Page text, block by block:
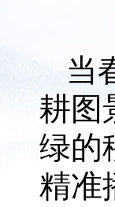
当
耕图
绿的
精准